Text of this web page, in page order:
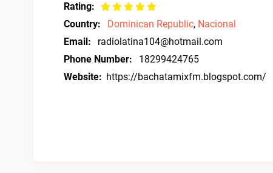
Rating:
Country:
Dominican Republic, Nacional
Email:
radiolatina104@hotmail.com
Phone Number:
18299424765
Website: https://bachatamixfm.blogspot.com/